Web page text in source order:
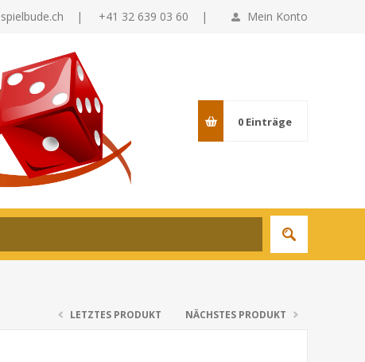
Mein Konto
| +41 32 639 03 60 |
0 Einträge
LETZTES PRODUKT NÄCHSTES PRODUKT